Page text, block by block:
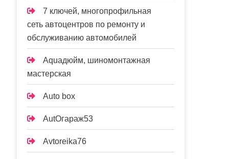
7 ключей, многопрофильная
сеть автоцентров по ремонту и
обслуживанию автомобилей
Aquaдюйм, шиномонтажная
мастерская
Auto box
AutOгараж53
Avtoreika76